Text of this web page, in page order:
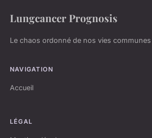
Lungcancer Prognosis
Le chaos ordonné de nos vies communes
NAVIGATION
Accueil
LÉGAL